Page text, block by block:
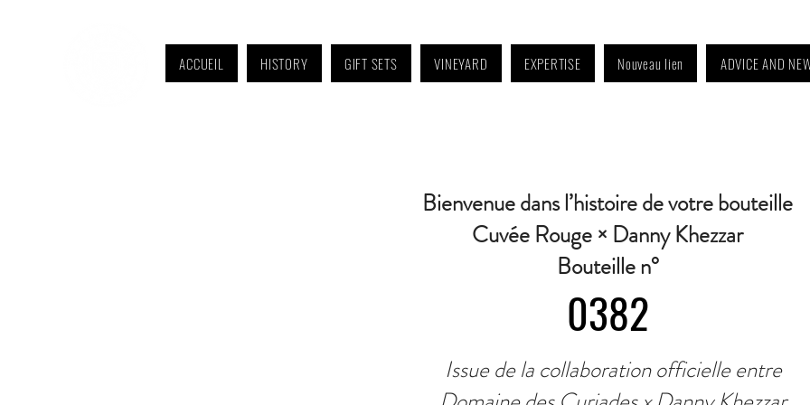
ACCUEIL HISTORY GIFT SETS VINEYARD EXPERTISE Nouveau lien ADVICE AND
Bienvenue dans l’histoire de votre bouteille
Cuvée Rouge × Danny Khezzar
Bouteille n°
0382
Issue de la collaboration officielle entre